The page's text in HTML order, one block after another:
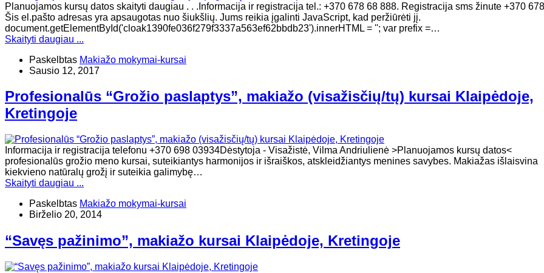
Planuojamos kursų datos skaityti daugiau . . .Informacija ir registracija tel.: +370 678 68 888. Registracija sms žinute +370
Šis el.pašto adresas yra apsaugotas nuo šiukšlių. Jums reikia įgalinti JavaScript, kad peržiūrėti jį.
document.getElementById('cloak1390fe036f279f3337a563ef62bbdb23').innerHTML = ''; var prefix =…
Skaityti daugiau ...
Paskelbtas Makiažo mokymai-kursai
Sausio 12, 2017
Profesionalūs “Grožio paslaptys”, makiažo (visažisčių/tų) kursai Klaipėdoje,
Kretingoje
Informacija ir registracija telefonu +370 698 03934Dėstytoja - Visažistė, Vilma Andriulienė >Planuojamos kursų
profesionalūs grožio meno kursai, suteikiantys harmonijos ir išraiškos, atskleidžiantys menines savybes. Makiažas išlaisvina
kiekvieno natūralų grožį ir suteikia galimybę…
Skaityti daugiau ...
Paskelbtas Makiažo mokymai-kursai
Birželio 20, 2014
“Savęs pažinimo”, makiažo kursai Klaipėdoje, Kretingoje